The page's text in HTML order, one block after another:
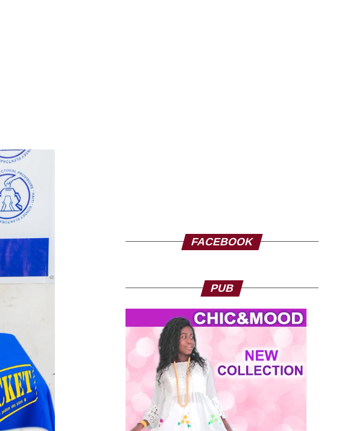
FACEBOOK
PUB